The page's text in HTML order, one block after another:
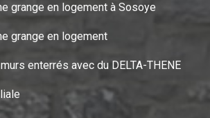
grange en logement à Sosoye
grange en logement
enterrés avec du DELTA-THENE